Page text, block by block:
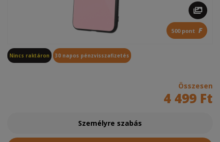
500 pont F
Nincs raktáron 30 napos pénzvisszafizetés
Összesen
4 499 Ft
Személyre szabás